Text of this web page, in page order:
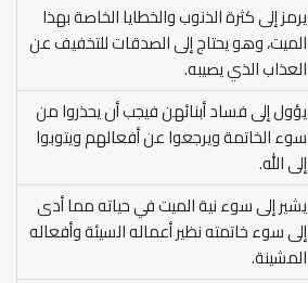
يرمز إلى كثرة الذنوب والخطايا الخاصة بهذا
الميت، وهو يحتاج إلى الصدقات للتخفيف عن
العذاب الذي يصيبه.
يؤول إلى فساد أبنائهن فيجب أن يحذروا من
سوء الخاتمة ويرجعوا عن أفعالهم ويتوبوا
إلى الله.
يشير إلى سوء نية الميت في حياته مما أدى
إلى سوء خاتمته نظير أعماله السيئة وأفعاله
المشينة.